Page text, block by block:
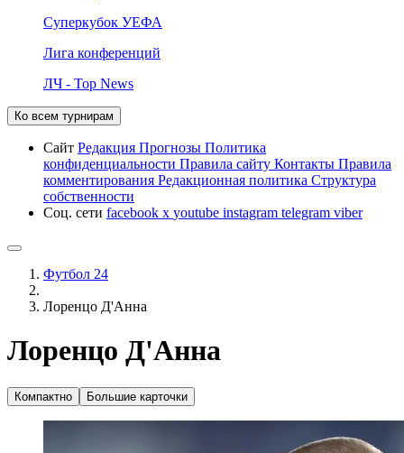
Суперкубок УЕФА
Лига конференций
ЛЧ - Top News
Ко всем турнирам
Сайт Редакция Прогнозы Политика
конфиденциальности Правила сайту Контакты Правила
комментирования Редакционная политика Структура
собственности
Соц. сети facebook x youtube instagram telegram viber
Футбол 24
Лоренцо Д'Анна
Лоренцо Д'Анна
Компактно Большие карточки